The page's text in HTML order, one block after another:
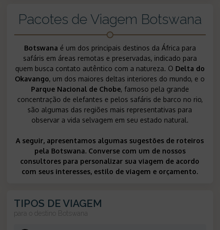
Pacotes de Viagem Botswana
Botswana é um dos principais destinos da África para
safáris em áreas remotas e preservadas, indicado para
quem busca contato autêntico com a natureza. O Delta do
Okavango, um dos maiores deltas interiores do mundo, e o
Parque Nacional de Chobe, famoso pela grande
concentração de elefantes e pelos safáris de barco no rio,
são algumas das regiões mais representativas para
observar a vida selvagem em seu estado natural.
A seguir, apresentamos algumas sugestões de roteiros
pela Botswana. Converse com um de nossos
consultores para personalizar sua viagem de acordo
com seus interesses, estilo de viagem e orçamento.
TIPOS DE VIAGEM
para o destino Botswana